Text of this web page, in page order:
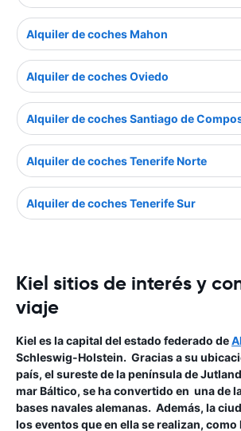
Alquiler de coches Mahon
Alquiler de coches Oviedo
Alquiler de coches Santiago de
Alquiler de coches Tenerife Norte
Alquiler de coches Tenerife Sur
Kiel sitios de interés y
viaje
Kiel es la capital del estado federado de
Schleswig-Holstein. Gracias a su
país, el sureste de la península de
mar Báltico, se ha convertido en una de
bases navales alemanas. Además, la
los eventos que en ella se realizan, como